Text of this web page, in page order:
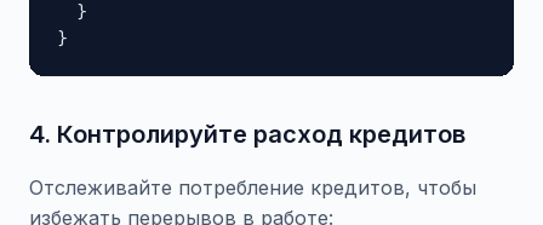
  }
}
4. Контролируйте расход кредитов
Отслеживайте потребление кредитов, чтобы
избежать перерывов в работе: